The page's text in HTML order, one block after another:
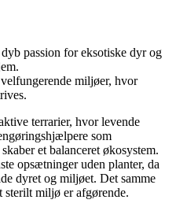
passion for eksotiske dyr og
miljøer, hvor
terrarier, hvor levende
som
et balanceret økosystem.
opsætninger uden planter, da
dyret og miljøet. Det samme
miljø er afgørende.